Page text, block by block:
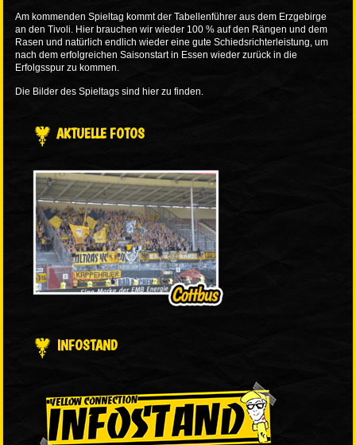
Am kommenden Spieltag kommt der Tabellenführer aus dem Erzgebirge
an den Tivoli. Hier brauchen wir wieder 100 % auf den Rängen und dem
Rasen und natürlich endlich wieder eine gute Schiedsrichterleistung, um
nach dem erfolgreichen Saisonstart in Essen wieder zurück in die
Erfolgsspur zu kommen.
Die Bilder des Spieltags sind hierzu finden.
AKTUELLE FOTOS
INFOSTAND